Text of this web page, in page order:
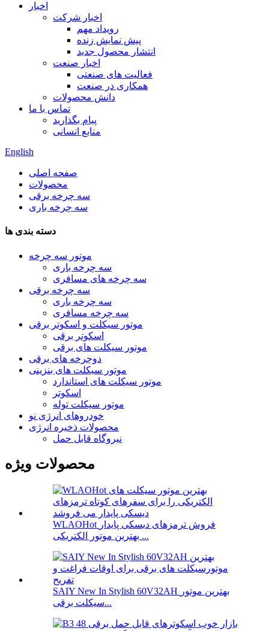
اخبار
اخبار شرکت
رویداد مهم
پیش نمایش زنده
انتشار محصول جدید
اخبار صنعت
فعالیت های صنعتی
همکاری در صنعت
دانش محصولات
تماس با ما
پیام بگذارید
منابع انسانی
English
صفحه اصلی
محصولات
سه چرخه برقی
سه چرخه باری
دسته بندی ها
موتور سه چرخه
سه چرخه باری
سه چرخه های مسافری
سه چرخه برقی
سه چرخه باری
سه چرخه مسافری
موتور سیکلت و اسکوتر برقی
اسکوتر برقی
موتور سیکلت های برقی
دوچرخه های برقی
موتور سیکلت های بنزینی
موتور سیکلت های استاندارد
اسکوتر
موتور سیکلت توله
خودروهای انرژی نو
محصولات ذخیره انرژی
نیروگاه قابل حمل
محصولات ویژه
WLAOHot فروش ترمزهای دیسکی پایدار
بهترین موتور الکتریکی ...
SAIY New In Stylish 60V32AH بهترین موتور
سیکلت برقی...